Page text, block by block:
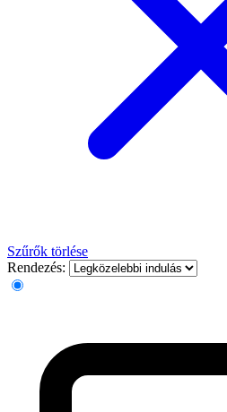
Szűrők törlése
Rendezés: